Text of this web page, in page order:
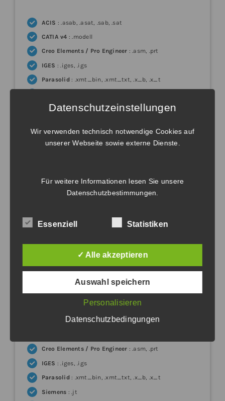
ACIS : .asab, .asat, .sab, .sat
CATIA v4 : .modell
Creo Elements / Pro Engineer : .asm, .prt
IGES : .iges, .igs
Parasolid : .xmt_bin, .xmt_txt, .x_b, .x_t
VDA-FS: .vda
Export
IGES: .iges, .igs
Import
: .asab, .asat, .sab, .sat
Creo Elements / Pro Engineer : .asm, .prt
IGES : .iges, .igs
Parasolid : .xmt_bin, .xmt_txt, .x_b, .x_t
Siemens : .jt
Datenschutzeinstellungen
Wir verwenden technisch notwendige Cookies auf
unserer Webseite sowie externe Dienste.
Für weitere Informationen lesen Sie unsere
Datenschutzbestimmungen
Essenziell Statistiken
✓ Alle akzeptieren
Auswahl speichern
Personalisieren
Datenschutzbedingungen